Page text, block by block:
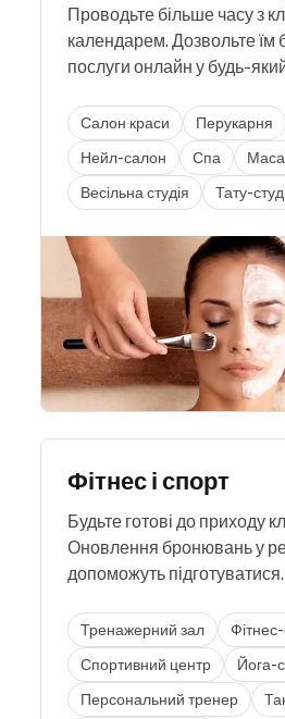
Проводьте більше часу з
календарем. Дозвольте їм
послуги онлайн у будь-
Салон краси Перукарня
Нейл-салон
Спа
Весільна студія
Тату-
Фітнес і спорт
Будьте готові до приходу
Оновлення бронювань у
допоможуть підготуватися.
Тренажерний зал
Фітнес-
Спортивний центр
Йога-
Персональний тренер